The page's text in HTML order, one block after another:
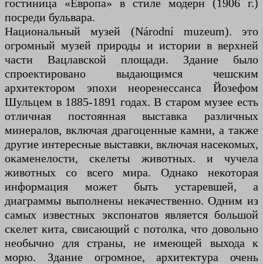
гостиница «Европа» в стиле модерн (1906 г.)
посреди бульвара.
Национальный музей (Národní muzeum). это
огромный музей природы и истории в верхней
части Вацлавской площади. Здание было
спроектировано выдающимся чешским
архитектором эпохи неоренессанса Йозефом
Шульцем в 1885-1891 годах. В старом музее есть
отличная постоянная выставка различных
минералов, включая драгоценные камни, а также
другие интересные выставки, включая насекомых,
окаменелости, скелеты животных. и чучела
животных со всего мира. Однако некоторая
информация может быть устаревшей, а
диаграммы выполнены некачественно. Одним из
самых известных экспонатов является большой
скелет кита, свисающий с потолка, что довольно
необычно для страны, не имеющей выхода к
морю. Здание огромное, архитектура очень